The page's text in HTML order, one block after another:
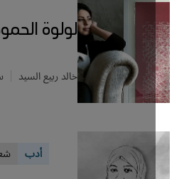
لولوة الحمود..
خالد ربيع السيد سبتمبر 8, 2019
شعر